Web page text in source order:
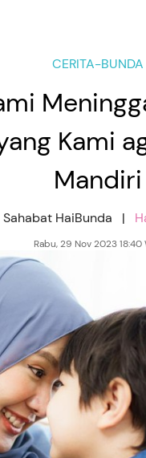
CERITA-BUNDA
Kami
Mandiri
Sahabat HaiBunda |
Rabu, 29 Nov 2023 18:40